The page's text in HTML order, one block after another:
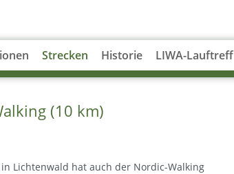
Strecken Historie LIWA-Lauftreff
(10 km)
Lichtenwald hat auch der Nordic-Walking